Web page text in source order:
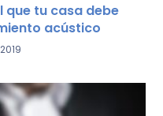
que tu casa debe
acústico